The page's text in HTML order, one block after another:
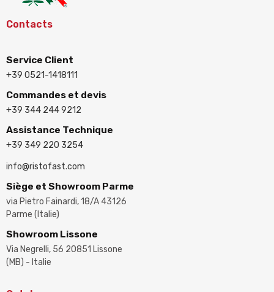
Contacts
Service Client
+39 0521-1418111
Commandes et devis
+39 344 244 9212
Assistance Technique
+39 349 220 3254
info@ristofast.com
Siège et Showroom Parme
via Pietro Fainardi, 18/A 43126
Parme (Italie)
Showroom Lissone
Via Negrelli, 56 20851 Lissone
(MB) - Italie